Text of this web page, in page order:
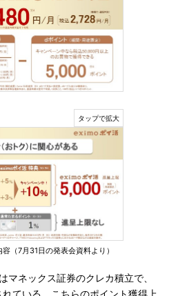
（7月31日の発表会資料より）
ネックス証券のクレカ積立で、